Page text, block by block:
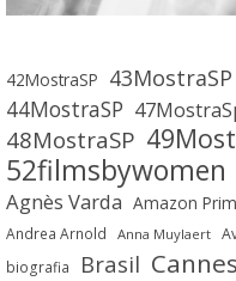
42MostraSP 43MostraSP
44MostraSP
48MostraSP
52filmsbywomen
Agnès Varda Amazon
Andrea Arnold Anna Muylaert
biografia Brasil Cannes